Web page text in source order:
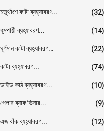
চতুর্থাংশ কাটা ব্যহ্যাবরণ... (32)
ধূমপায়ী ব্যহ্যাবরণ... (14)
ঘূর্ণমান কাটা ব্যহ্যাবরণ... (22)
কাটা ব্যহ্যাবরণ... (74)
ডাইড কাঠ ব্যহ্যাবরণ... (10)
পেপার ব্যাক ভিনার... (9)
এজ বাঁক ব্যহ্যাবরণ... (12)